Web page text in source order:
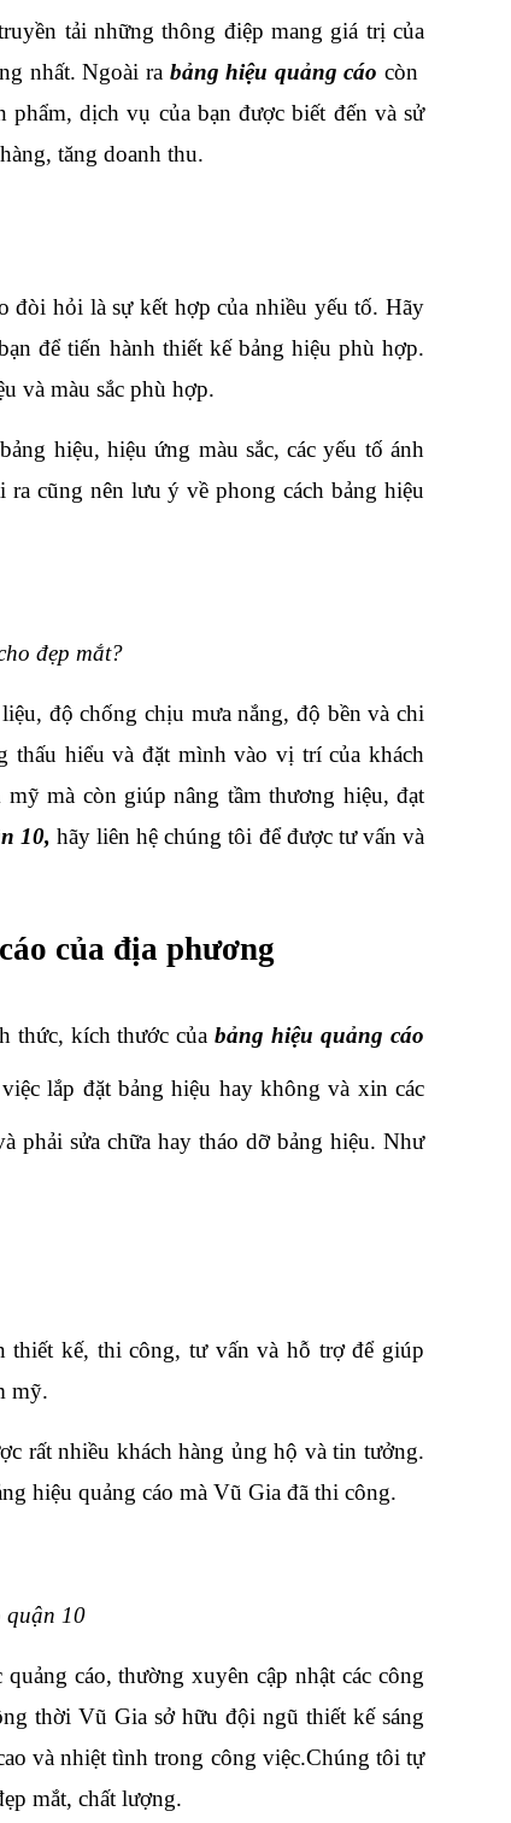
tải những thông điệp mang giá trị của
nhất. Ngoài ra bảng hiệu quảng cáo còn
dịch vụ của bạn được biết đến và sử
tăng doanh thu.
đòi hỏi là sự kết hợp của nhiều yếu tố. Hãy
để tiến hành thiết kế bảng hiệu phù hợp.
và màu sắc phù hợp.
hiệu, hiệu ứng màu sắc, các yếu tố ánh
ra cũng nên lưu ý về phong cách bảng hiệu
đẹp mắt?
độ chống chịu mưa nắng, độ bền và chi
thấu hiểu và đặt mình vào vị trí của khách
mà còn giúp nâng tầm thương hiệu, đạt
10, hãy liên hệ chúng tôi để được tư vấn và
của địa phương
thức, kích thước của bảng hiệu quảng cáo
lắp đặt bảng hiệu hay không và xin các
phải sửa chữa hay tháo dỡ bảng hiệu. Như
kế, thi công, tư vấn và hỗ trợ để giúp
mỹ.
rất nhiều khách hàng ủng hộ và tin tưởng.
hiệu quảng cáo mà Vũ Gia đã thi công.
quận 10
cáo, thường xuyên cập nhật các công
thời Vũ Gia sở hữu đội ngũ thiết kế sáng
và nhiệt tình trong công việc.Chúng tôi tự
mắt, chất lượng.